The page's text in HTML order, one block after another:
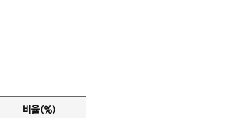
비율(%)